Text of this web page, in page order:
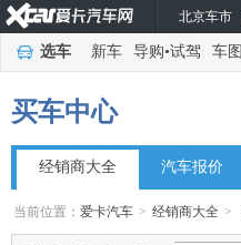
北京车市
选车 新车 导购•试驾 车图
买车中心
经销商大全 汽车报价
当前位置：爱卡汽车 > 经销商大全 >